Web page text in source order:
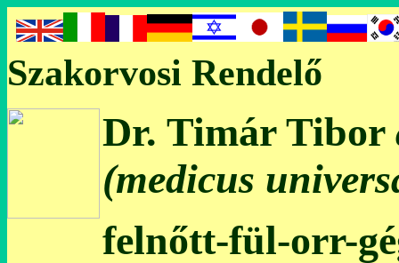
Szakorvosi Rendelő
Dr. Timár Tibor
(medicus
felnőtt-fül-orr-